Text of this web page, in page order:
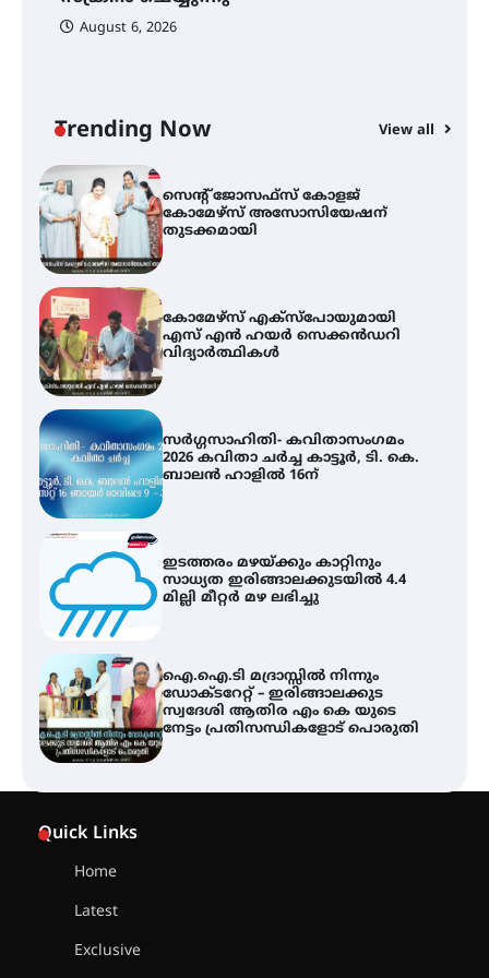
August 6, 2026
Trending Now View all
കോമേഴ്സ് എക്സ്പോയുമായി
എസ് എൻ ഹയർ സെക്കൻഡറി
വിദ്യാർത്ഥികൾ
സർഗ്ഗസാഹിതി- കവിതാസംഗമം
2026 കവിതാ ചർച്ച കാട്ടൂർ, ടി. കെ.
ബാലൻ ഹാളിൽ 16ന്
ഇടത്തരം മഴയ്ക്കും കാറ്റിനും
സാധ്യത ഇരിങ്ങാലക്കുടയിൽ 4.4
മില്ലി മീറ്റർ മഴ ലഭിച്ചു
ഐ.ഐ.ടി മദ്രാസ്സിൽ നിന്നും
ഡോക്ടറേറ്റ് – ഇരിങ്ങാലക്കുട
സ്വദേശി ആതിര എം കെ യുടെ
നേട്ടം പ്രതിസന്ധികളോട് പൊരുതി
ട്യുണീഷ്യൻ ചിത്രം ” ദി വോയിസ്
ഓഫ് ഹിന്ദ് റജബ് ” ഇരിങ്ങാലക്കുട
ഫിലിം സൊസൈറ്റി ആഗസ്റ്റ് 7
വെള്ളിയാഴ്ച സ്‌ക്രീൻ ചെയ്യുന്നു
Quick Links
Home
Latest
Exclusive